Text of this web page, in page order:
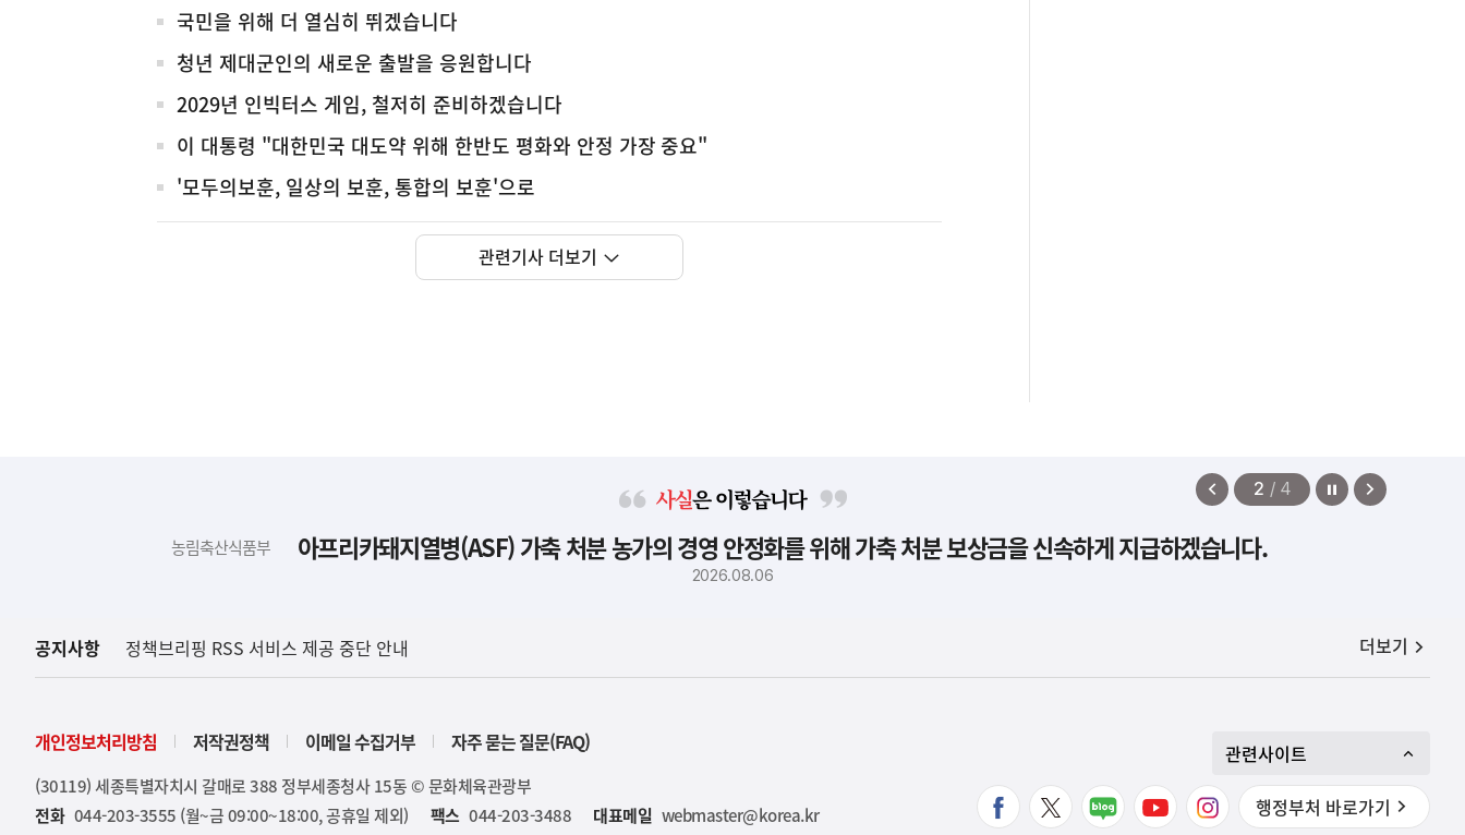
전
체
국민을 위해 더 열심히 뛰겠습니다
청년 제대군인의 새로운 출발을 응원합니다
2029년 인빅터스 게임, 철저히 준비하겠습니다
이 대통령 "대한민국 대도약 위해 한반도 평화와 안정 가장 중요"
'모두의보훈, 일상의 보훈, 통합의 보훈'으로
관련기사 더보기
이
보
기
2 / 4
정지
다
실
은
농림축산식품부 아프리카돼지열병(ASF) 가축 처분 농가의 경영 안정화를 위해 가축 처분 보상금을 신속하게 지급하겠습니다.
2026.08.06
공지사항 정책브리핑 RSS 서비스 제공 중단 안내 공지사항
더보기
개인정보처리방침 저작권정책 이메일 수집거부 자주 묻는 질문(FAQ)
(30119) 세종특별자치시 갈매로 388 정부세종청사 15동 © 문화체육관광부
전화 044-203-3555 (월~금 09:00~18:00, 공휴일 제외) 팩스 044-203-3488 대표메일 webmaster@korea.kr
관련사이트
행정부처 바로가기